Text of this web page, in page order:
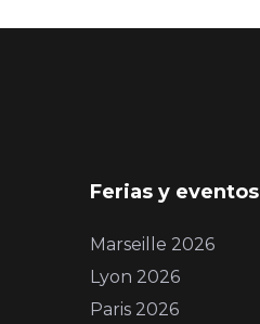
Ferias y eventos
Marseille 2026
Lyon 2026
Paris 2026